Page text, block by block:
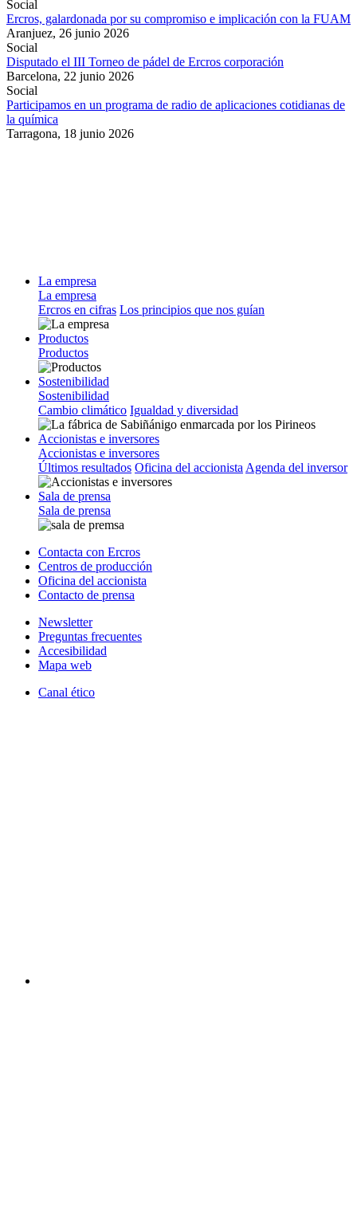
Social
Ercros, galardonada por su compromiso e implicación con la FUAM
Aranjuez, 26 junio 2026
Social
Disputado el III Torneo de pádel de Ercros corporación
Barcelona, 22 junio 2026
Social
Participamos en un programa de radio de aplicaciones cotidianas de
la química
Tarragona, 18 junio 2026
La empresa
La empresa
Ercros en cifras Los principios que nos guían
Productos
Productos
Sostenibilidad
Sostenibilidad
Cambio climático Igualdad y diversidad
Accionistas e inversores
Accionistas e inversores
Últimos resultados Oficina del accionista Agenda del inversor
Sala de prensa
Sala de prensa
Contacta con Ercros
Centros de producción
Oficina del accionista
Contacto de prensa
Newsletter
Preguntas frecuentes
Accesibilidad
Mapa web
Canal ético